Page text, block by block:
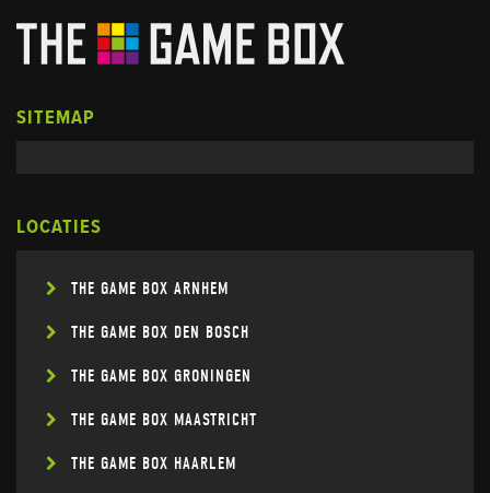
SITEMAP
LOCATIES
THE GAME BOX ARNHEM
THE GAME BOX DEN BOSCH
THE GAME BOX GRONINGEN
THE GAME BOX MAASTRICHT
THE GAME BOX HAARLEM